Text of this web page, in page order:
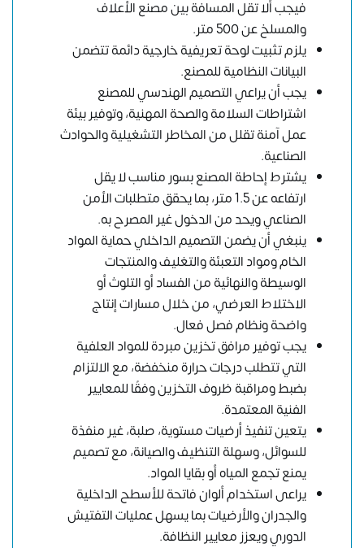
فيجب ألا تقل المسافة بين مصنع الأعلاف
والمسلخ عن 500 متر.
يلزم تثبيت لوحة تعريفية خارجية دائمة تتضمن
البيانات النظامية للمصنع.
يجب أن يراعي التصميم الهندسي للمصنع
اشتراطات السلامة والصحة المهنية، وتوفير بيئة
عمل آمنة تقلل من المخاطر التشغيلية والحوادث
الصناعية.
يشترط إحاطة المصنع بسور مناسب لا يقل
ارتفاعه عن 1.5 متر، بما يحقق متطلبات الأمن
الصناعي ويحد من الدخول غير المصرح به.
ينبغي أن يضمن التصميم الداخلي حماية المواد
الخام ومواد التعبئة والتغليف والمنتجات
الوسيطة والنهائية من الفساد أو التلوث أو
الاختلاط العرضي، من خلال مسارات إنتاج
واضحة ونظام فصل فعال.
يجب توفير مرافق تخزين مبردة للمواد العلفية
التي تتطلب درجات حرارة منخفضة، مع الالتزام
بضبط ومراقبة ظروف التخزين وفقًا للمعايير
الفنية المعتمدة.
يتعين تنفيذ أرضيات مستوية، صلبة، غير منفذة
للسوائل، وسهلة التنظيف والصيانة، مع تصميم
يمنع تجمع المياه أو بقايا المواد.
يراعى استخدام ألوان فاتحة للأسطح الداخلية
والجدران والأرضيات بما يسهل عمليات التفتيش
الدوري ويعزز معايير النظافة.